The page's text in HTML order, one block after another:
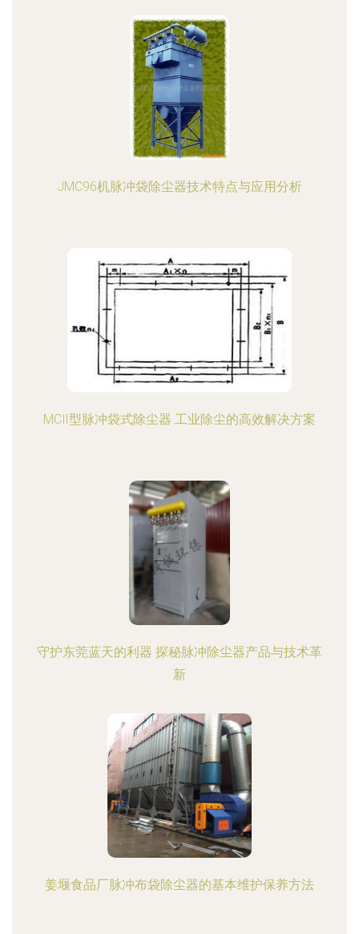
JMC96机脉冲袋除尘器技术特点与应用分析
MCⅡ型脉冲袋式除尘器 工业除尘的高效解决方案
守护东莞蓝天的利器 探秘脉冲除尘器产品与技术革
新
姜堰食品厂脉冲布袋除尘器的基本维护保养方法